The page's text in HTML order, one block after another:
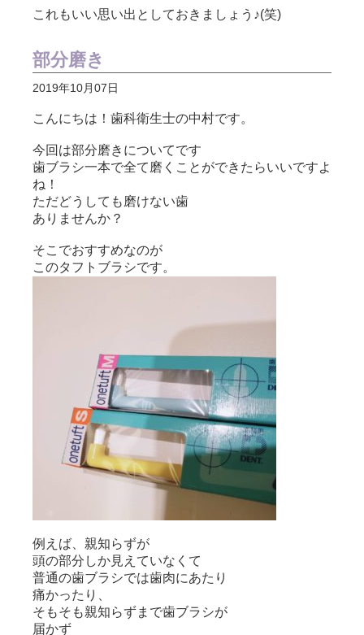
これもいい思い出としておきましょう♪(笑)
部分磨き
2019年10月07日
こんにちは！歯科衛生士の中村です。
今回は部分磨きについてです
歯ブラシ一本で全て磨くことができたらいいですよ
ね！
ただどうしても磨けない歯
ありませんか？
そこでおすすめなのが
このタフトブラシです。
例えば、親知らずが
頭の部分しか見えていなくて
普通の歯ブラシでは歯肉にあたり
痛かったり、
そもそも親知らずまで歯ブラシが
届かず